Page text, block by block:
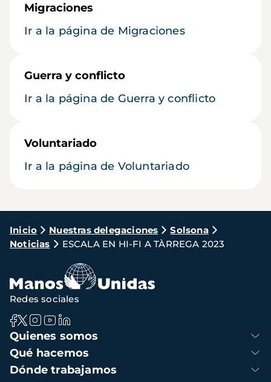
Migraciones
Ir a la página de Migraciones
Guerra y conflicto
Ir a la página de Guerra y conflicto
Voluntariado
Ir a la página de Voluntariado
Ruta
de
navegación
Inicio Nuestras delegaciones
Solsona
Noticias
ESCALA EN HI-FI A TÀRREGA 2023
Navegación
principal
Quienes somos
Qué hacemos
Dónde trabajamos
Redes sociales